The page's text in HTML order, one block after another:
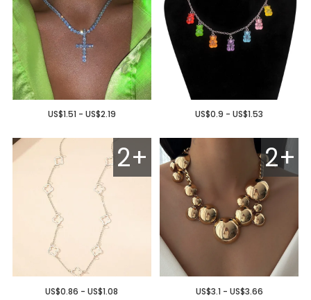
US$0.9 - US$1.53
US$1.51 - US$2.19
2+
US$3.1 - US$3.66
2+
US$0.86 - US$1.08